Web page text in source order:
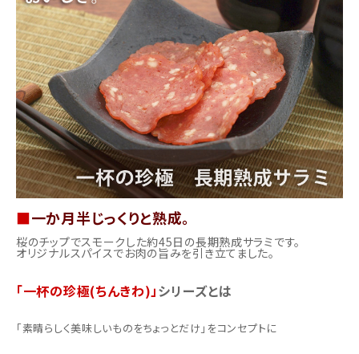
お酒別オススメ
価格別
お問い合わせ
ご利用ガイド
直営店
■一か月半じっくりと熟成。
桜のチップでスモークした約45日の長期熟成サラミです。
オリジナルスパイスでお肉の旨みを引き立てました。
「一杯の珍極(ちんきわ)」シリーズとは
「素晴らしく美味しいものをちょっとだけ」をコンセプトに